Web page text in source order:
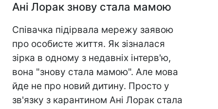
Ані Лорак знову стала мамою
Співачка підірвала мережу заявою
про особисте життя. Як зізналася
зірка в одному з недавніх інтерв'ю,
вона "знову стала мамою". Але мова
йде не про новий дитину. Просто у
зв'язку з карантином Ані Лорак стала